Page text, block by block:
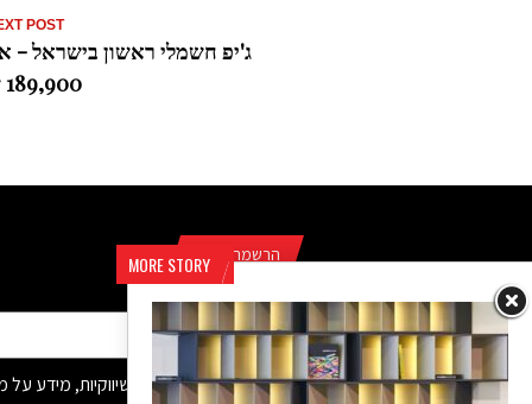
POST
ג'יפ חשמלי ראשון בישראל -
189,900 ש"ח
MORE STORYהרשמה לדיוור
מאשר/ת קבלת פניות שיווקיות, מידע על